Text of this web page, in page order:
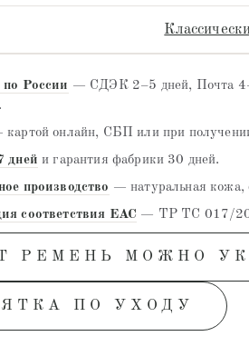
России — СДЭК 2–5 дней, Почта
картой онлайн, СБП или при
дней и гарантия фабрики 30 дней.
производство — натуральная кожа,
соответствия EAC — ТР ТС 017/
РЕМЕНЬ МОЖНО
ПО УХОДУ